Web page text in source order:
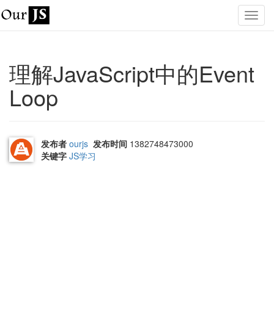
理解JavaScript中的Event
Loop
发布者 ourjs 发布时间 1382748473000
关键字 JS学习